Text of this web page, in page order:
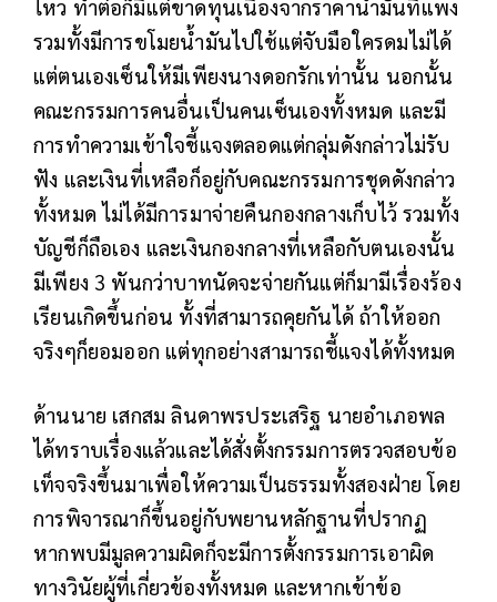
ไหว ทำต่อก็มีแต่ขาดทุนเนื่องจากราคาน้ำมันที่แพง
รวมทั้งมีการขโมยน้ำมันไปใช้แต่จับมือใครดมไม่ได้
แต่ตนเองเซ็นให้มีเพียงนางดอกรักเท่านั้น นอกนั้น
คณะกรรมการคนอื่นเป็นคนเซ็นเองทั้งหมด และมี
การทำความเข้าใจชี้แจงตลอดแต่กลุ่มดังกล่าวไม่รับ
ฟัง และเงินที่เหลือก็อยู่กับคณะกรรมการชุดดังกล่าว
ทั้งหมด ไม่ได้มีการมาจ่ายคืนกองกลางเก็บไว้ รวมทั้ง
บัญชีก็ถือเอง และเงินกองกลางที่เหลือกับตนเองนั้น
มีเพียง 3 พันกว่าบาทนัดจะจ่ายกันแต่ก็มามีเรื่องร้อง
เรียนเกิดขึ้นก่อน ทั้งที่สามารถคุยกันได้ ถ้าให้ออก
จริงๆก็ยอมออก แต่ทุกอย่างสามารถชี้แจงได้ทั้งหมด
ด้านนาย เสกสม ลินดาพรประเสริฐ นายอำเภอพล
ได้ทราบเรื่องแล้วและได้สั่งตั้งกรรมการตรวจสอบข้อ
เท็จจริงขึ้นมาเพื่อให้ความเป็นธรรมทั้งสองฝ่าย โดย
การพิจารณาก็ขึ้นอยู่กับพยานหลักฐานที่ปรากฏ
หากพบมีมูลความผิดก็จะมีการตั้งกรรมการเอาผิด
ทางวินัยผู้ที่เกี่ยวข้องทั้งหมด และหากเข้าข้อ